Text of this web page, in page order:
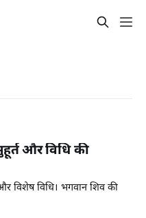
और विधि की
विशेष विधि। भगवान शिव की